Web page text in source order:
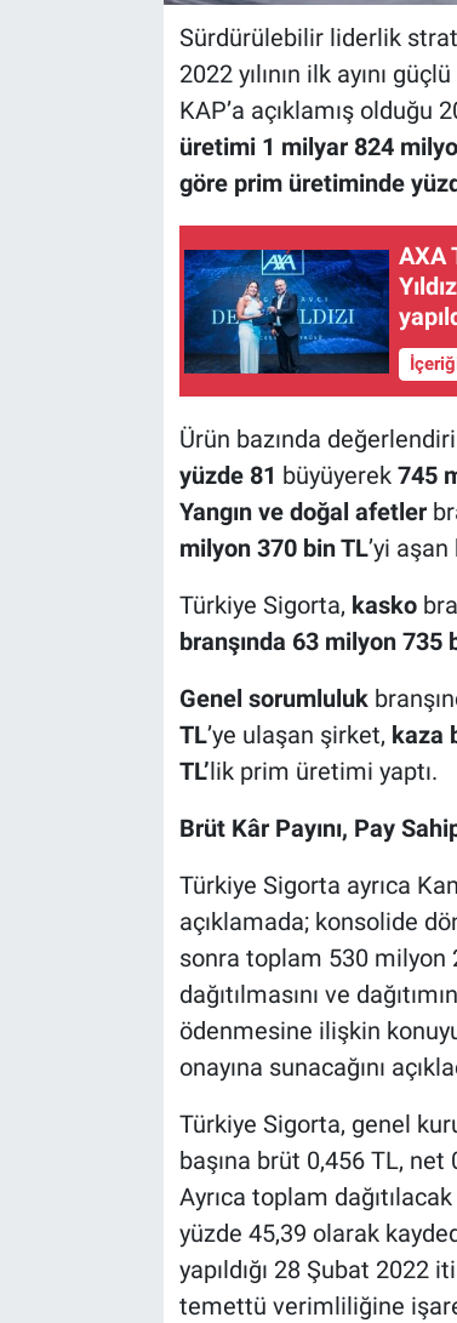
Sürdürülebilir liderlik
2022 yılının ilk ayını
KAP’a açıklamış olduğu
üretimi 1 milyar 824
göre prim üretiminde
AXA
Ürün bazında
yüzde 81 büyüyerek745
Yangın ve doğal afetler
milyon 370 bin TL’yi
Türkiye Sigorta, kasko
branşında 63 milyon 735
Genel sorumluluk
TL’ye ulaşan şirket, kaza
TL’ lik prim üretimi yaptı.
Brüt Kâr Payını, Pay
Türkiye Sigorta ayrıca
açıklamada; konsolide
sonra toplam 530 milyon
dağıtılmasını ve
ödenmesine ilişkin
onayına sunacağını
Türkiye Sigorta, genel
başına brüt 0,456 TL,
Ayrıca toplam
yüzde 45,39 olarak
yapıldığı 28 Şubat 2022
temettü verimliliğine